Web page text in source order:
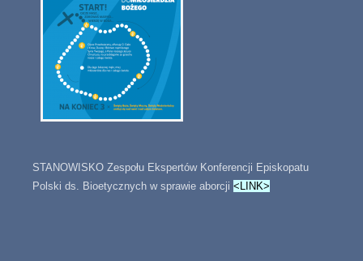
STANOWISKO Zespołu Ekspertów Konferencji Episkopatu
Polski ds. Bioetycznych w sprawie aborcji <LINK>